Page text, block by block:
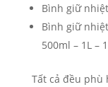
Bình giữ
Bình giữ
500ml – 1L –
Tất cả đều